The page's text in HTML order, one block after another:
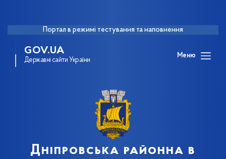
Портал в режимі тестування та наповнення
GOV.UA
Державні сайти України
Меню
Дніпровська районна в